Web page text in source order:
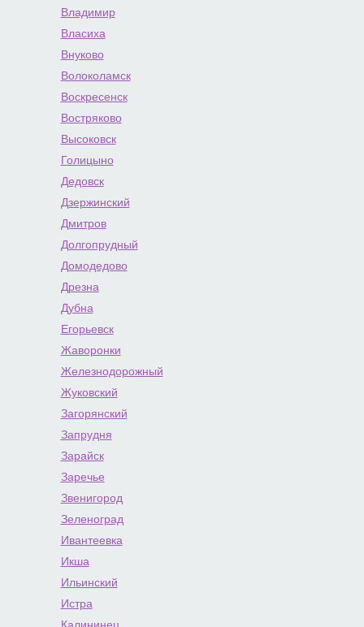
Владимир
Власиха
Внуково
Волоколамск
Воскресенск
Востряково
Высоковск
Голицыно
Дедовск
Дзержинский
Дмитров
Долгопрудный
Домодедово
Дрезна
Дубна
Егорьевск
Жаворонки
Железнодорожный
Жуковский
Загорянский
Запрудня
Зарайск
Заречье
Звенигород
Зеленоград
Ивантеевка
Икша
Ильинский
Истра